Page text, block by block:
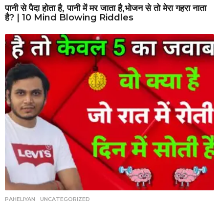
पानी से पैदा होता है, पानी में मर जाता है,भोजन से तो मेरा गहरा नाता
है? | 10 Mind Blowing Riddles
PAHELIYAN ,UNCATEGORIZED